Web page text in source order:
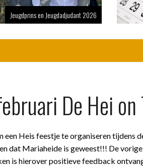
Jeugdprins en Jeugdadjudant 2026
De Hei on
Heis feestje te organiseren tijdens
dat Mariaheide is geweest!!! De
is hierover positieve feedback